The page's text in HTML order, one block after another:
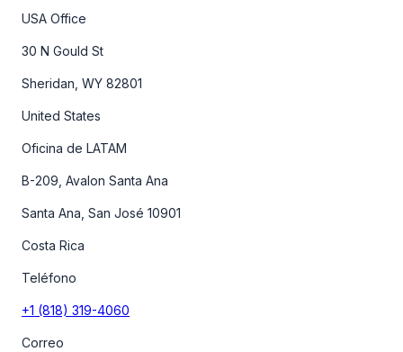
USA Office
30 N Gould St
Sheridan, WY 82801
United States
Oficina de LATAM
B-209, Avalon Santa Ana
Santa Ana, San José 10901
Costa Rica
Teléfono
+1 (818) 319-4060
Correo